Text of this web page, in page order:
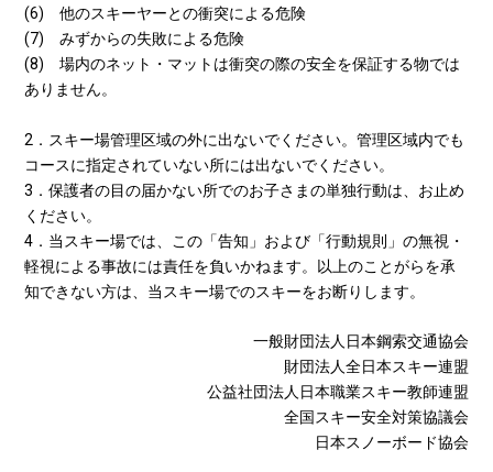
(6) 他のスキーヤーとの衝突による危険
(7) みずからの失敗による危険
(8) 場内のネット・マットは衝突の際の安全を保証する物では
ありません。
2．スキー場管理区域の外に出ないでください。管理区域内でも
コースに指定されていない所には出ないでください。
3．保護者の目の届かない所でのお子さまの単独行動は、お止め
ください。
4．当スキー場では、この「告知」および「行動規則」の無視・
軽視による事故には責任を負いかねます。以上のことがらを承
知できない方は、当スキー場でのスキーをお断りします。
一般財団法人日本鋼索交通協会
財団法人全日本スキー連盟
公益社団法人日本職業スキー教師連盟
全国スキー安全対策協議会
日本スノーボード協会